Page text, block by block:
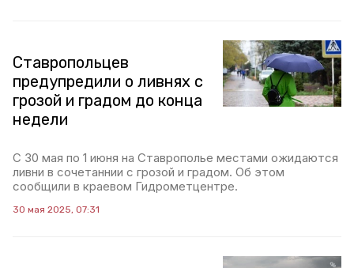
Ставропольцев
предупредили о ливнях с
грозой и градом до конца
недели
С 30 мая по 1 июня на Ставрополье местами ожидаются
ливни в сочетаннии с грозой и градом. Об этом
сообщили в краевом Гидрометцентре.
30 мая 2025, 07:31